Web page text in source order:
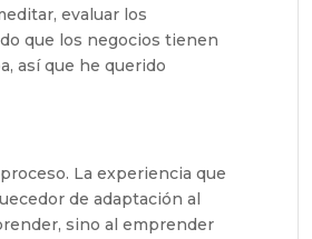
evaluar los
que los negocios tienen
así que he querido
La experiencia que
de adaptación al
sino al emprender